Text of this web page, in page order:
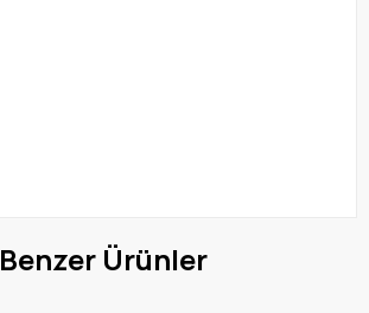
Benzer Ürünler